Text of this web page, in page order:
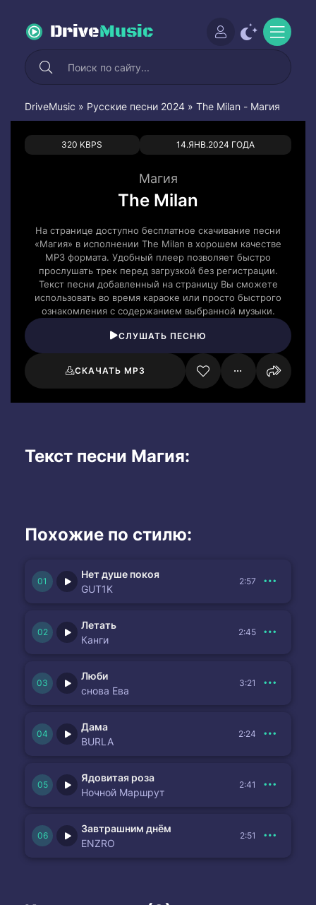
DriveMusic
DriveMusic » Русские песни 2024 » The Milan - Магия
320 KBPS 14.ЯНВ.2024 ГОДА
0 0
Магия
The Milan
На странице доступно бесплатное скачивание песни
«Магия» в исполнении The Milan в хорошем качестве
MP3 формата. Удобный плеер позволяет быстро
прослушать трек перед загрузкой без регистрации.
Текст песни добавленный на страницу Вы сможете
использовать во время караоке или просто быстрого
ознакомления с содержанием выбранной музыки.
СЛУШАТЬ ПЕСНЮ
СКАЧАТЬ MP3
Текст песни Магия:
Похожие по стилю:
Нет душе покоя
GUT1K
2:57
Летать
Канги
2:45
Люби
снова Ева
3:21
Дама
BURLA
2:24
Ядовитая роза
Ночной Маршрут
2:41
Завтрашним днём
ENZRO
2:51